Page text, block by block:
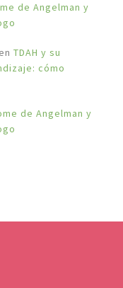
de Angelman y
enTDAH y su
cómo
de Angelman y